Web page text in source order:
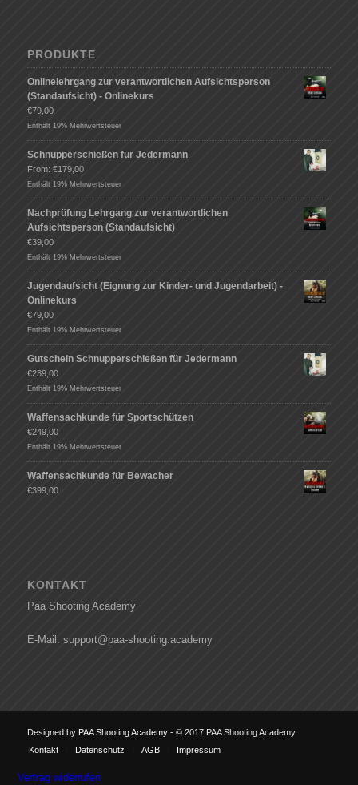
PRODUKTE
Onlinelehrgang zur verantwortlichen Aufsichtsperson
(Standaufsicht) - Onlinekurs
€79,00
Enthält 19% Mehrwertsteuer
Schnupperschießen für Jedermann
From: €179,00
Enthält 19% Mehrwertsteuer
Nachprüfung Lehrgang zur verantwortlichen
Aufsichtsperson (Standaufsicht)
€39,00
Enthält 19% Mehrwertsteuer
Jugendaufsicht (Eignung zur Kinder- und Jugendarbeit) -
Onlinekurs
€79,00
Enthält 19% Mehrwertsteuer
Gutschein Schnupperschießen für Jedermann
€239,00
Enthält 19% Mehrwertsteuer
Waffensachkunde für Sportschützen
€249,00
Enthält 19% Mehrwertsteuer
Waffensachkunde für Bewacher
€399,00
KONTAKT
Paa Shooting Academy
E-Mail: support@paa-shooting.academy
Designed by PAA Shooting Academy- © 2017 PAA Shooting Academy
Kontakt
Datenschutz AGB Impressum
Vertrag widerrufen